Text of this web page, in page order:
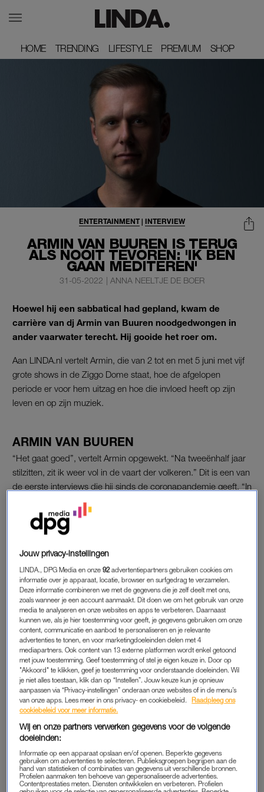
HOME
HOME TRENDING
TRENDING LIFESTYLE
LIFESTYLE PREMIUM
PREMIUM SHOP
SHOP
ARMIN VAN BUUREN IS TERUG
ALS NOOIT TEVOREN: 'IK BEN
GAAN MEDITEREN'
ENTERTAINMENT | INTERVIEW
31-05-2022 | ANNA NEELTJE DE BOER
Hoewel hij een sabbatical had gepland, kwam de
carrière van dj Armin van Buuren noodgedwongen in
ander vaarwater terecht. Hij gooide het roer om.
Aan LINDA.nl vertelt Armin, die van 2 tot en met 5 juni met vijf
grote shows in de Ziggo Dome staat, hoe de afgelopen
periode er voor hem uitzag en hoe die invloed heeft op zijn
leven en op zijn muziek.
ARMIN VAN BUUREN
“Het gaat goed”, vertelt Armin opgewekt. “Na tweeënhalf jaar
stilzitten, zit ik weer vol in de vaart der volkeren.” Dit is een van
de eerste interviews die hij sinds de coronapandemie geeft. “In
het verleden deed ik dertig tot veertig interviews als ik een
nieuw album uitbracht of een grote show deed, maar dat doe
ik niet meer. Daar heb ik geen zin meer in.”
In 2019 bracht de djhet album
een gelijknamige grote show doen in de Ziggo Dome. Ter
voorbereiding deed hij een bustour door Amerika. “We pasten
tracks aan – maakten ze korter en langer – en maakten zo de
show steeds compacter en beter.” Maar corona deed zijn
intrede en de daverende finale in zijn thuisland ging niet door.
BURN-OUT
“Wat weinig mensen weten, is dat ik een sabbatical had
gepland in de zomer van 2020. Tot die tijd wilde ik touren. De
show in Amsterdam zou een soort einde zijn, waarna ik het
rustiger aan zou gaan doen, maar dat einde kwam eerder”,
legt hij uit.
“Ik zat tegen een burn-out aan. Twintig jaar touren gaat je niet
in de koude kleren zitten. Daarnaast ben ik vader, mede-
Jouw privacy-instellingen
LINDA., DPG Media en onze92 advertentiepartners gebruiken cookies om
informatie over je apparaat, locatie, browser en surfgedrag te verzamelen.
Deze informatie combineren we met de gegevens die je zelf deelt met ons,
zoals wanneer je een account aanmaakt. Dit doen we om het gebruik van onze
media te analyseren en onze websites en apps te verbeteren. Daarnaast
kunnen we, als je hier toestemming voor geeft, je gegevens gebruiken om onze
content, communicatie en aanbod te personaliseren en je relevante
advertenties te tonen, en voor marketingdoeleinden delen met 4
mediapartners. Ook content van 13 externe platformen wordt enkel getoond
met jouw toestemming. Geef toestemming of stel je eigen keuze in. Door op
"Akkoord" te klikken, geef je toestemming voor onderstaande doeleinden. Wil
je niet alles toestaan, klik dan op “Instellen”. Jouw keuze kun je opnieuw
aanpassen via “Privacy-instellingen” onderaan onze websites of in de menu’s
van onze apps. Lees meer in ons privacy- en cookiebeleid.
Raadpleeg ons
cookiebeleid voor meer informatie.
Wij en onze partners verwerken gegevens voor de volgende
doeleinden:
Informatie op een apparaat opslaan en/of openen. Beperkte gegevens
gebruiken om advertenties te selecteren. Publieksgroepen begrijpen aan de
hand van statistieken of combinaties van gegevens uit verschillende bronnen.
Profielen aanmaken ten behoeve van gepersonaliseerde advertenties.
Contentprestaties meten. Diensten ontwikkelen en verbeteren. Profielen